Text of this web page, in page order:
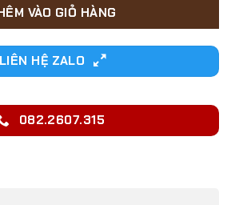
VÀO GIỎ HÀNG
LIÊN HỆ ZALO
082.2607.315